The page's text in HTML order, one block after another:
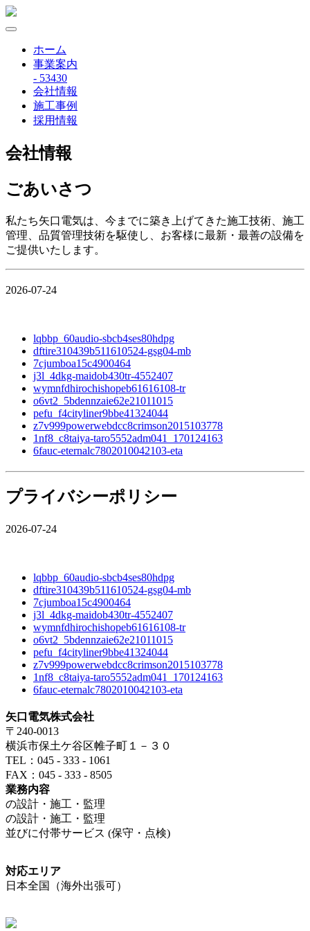
ホーム
事業案内
- 53430
会社情報
施工事例
採用情報
会社情報
ごあいさつ
私たち矢口電気は、今までに築き上げてきた施工技術、施工
管理、品質管理技術を駆使し、お客様に最新・最善の設備を
ご提供いたします。
2026-07-24
lqbbp_60audio-sbcb4ses80hdpg
dftire310439b511610524-gsg04-mb
7cjumboa15c4900464
j3l_4dkg-maidob430tr-4552407
wymnfdhirochishopeb61616108-tr
o6vt2_5bdennzaie62e21011015
pefu_f4cityliner9bbe41324044
z7v999powerwebdcc8crimson2015103778
1nf8_c8taiya-taro5552adm041_170124163
6fauc-eternalc7802010042103-eta
プライバシーポリシー
2026-07-24
lqbbp_60audio-sbcb4ses80hdpg
dftire310439b511610524-gsg04-mb
7cjumboa15c4900464
j3l_4dkg-maidob430tr-4552407
wymnfdhirochishopeb61616108-tr
o6vt2_5bdennzaie62e21011015
pefu_f4cityliner9bbe41324044
z7v999powerwebdcc8crimson2015103778
1nf8_c8taiya-taro5552adm041_170124163
6fauc-eternalc7802010042103-eta
矢口電気株式会社
〒240-0013
横浜市保土ケ谷区帷子町１－３０
TEL：045 - 333 - 1061
FAX：045 - 333 - 8505
業務内容
の設計・施工・監理
の設計・施工・監理
並びに付帯サービス (保守・点検)
対応エリア
日本全国（海外出張可）